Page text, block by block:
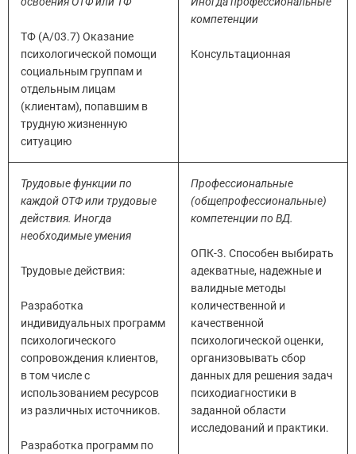
ТФ (А/03.7) Оказание
психологической помощи
социальным группам и
отдельным лицам
(клиентам), попавшим в
трудную жизненную
ситуацию
компетенции
Консультационная
Трудовые функции по
каждой ОТФ или трудовые
действия. Иногда
необходимые умения
Трудовые действия:
Разработка
индивидуальных программ
психологического
сопровождения клиентов,
в том числе с
использованием ресурсов
из различных источников.
Разработка программ по
Профессиональные
(общепрофессиональные)
компетенции по ВД.
ОПК-3. Способен выбирать
адекватные, надежные и
валидные методы
количественной и
качественной
психологической оценки,
организовывать сбор
данных для решения задач
психодиагностики в
заданной области
исследований и практики.